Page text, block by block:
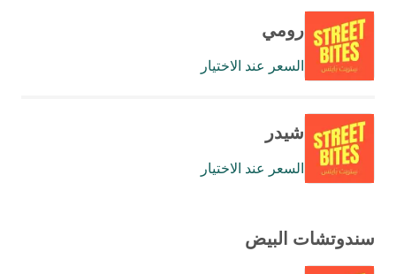
رومي
السعر عند الاختيار
شيدر
السعر عند الاختيار
سندوتشات البيض